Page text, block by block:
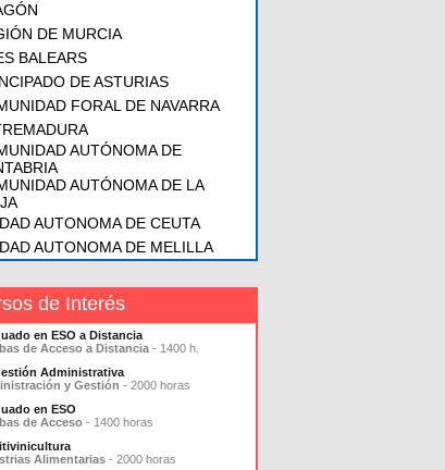
DE MURCIA
BALEARS
DE ASTURIAS
FORAL DE NAVARRA
AUTÓNOMA DE
AUTÓNOMA DE LA
AUTONOMA DE CEUTA
AUTONOMA DE MELILLA
de Interés
en ESO a Distancia
de Acceso a Distancia - 1400 h.
Administrativa
y Gestión - 2000 horas
en ESO
de Acceso - 1400 horas
Alimentarias - 2000 horas